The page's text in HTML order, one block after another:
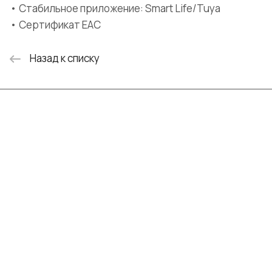
• Стабильное приложение: Smart Life/Tuya
• Сертификат EAC
Назад к списку